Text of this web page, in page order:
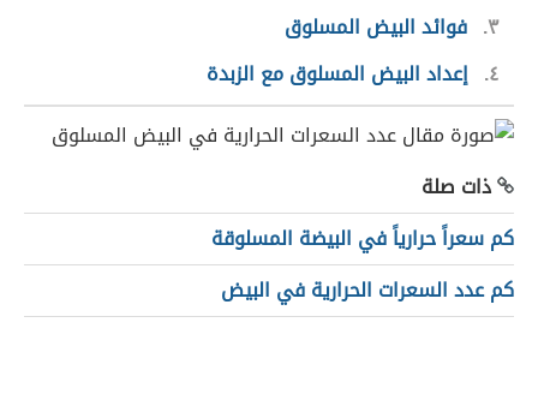
٣ فوائد البيض المسلوق
٤ إعداد البيض المسلوق مع الزبدة
ذات صلة
كم سعراً حرارياً في البيضة المسلوقة
كم عدد السعرات الحرارية في البيض